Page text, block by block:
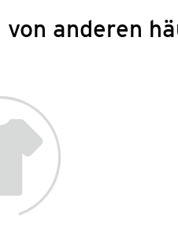
von anderen